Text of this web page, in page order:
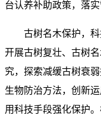
台认养补助政策，落实
古树名木保护，
开展古树复壮、古树
究，探索减缓古树衰
生物防治方法，创新
用科技手段强化保护